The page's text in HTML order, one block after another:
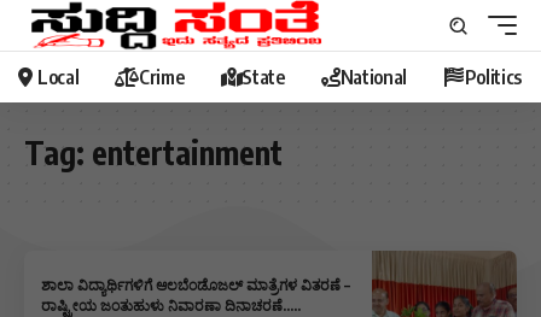
Local Crime State National Politics
Tag: entertainment
ಶಾಲಾ ವಿದ್ಯಾರ್ಥಿಗಳಿಗೆ ಆಲಬೆಂಡೊಜಲ್ ಮಾತ್ರೆಗಳ ವಿತರಣೆ –
ರಾಷ್ಟ್ರೀಯ ಜಂತುಹುಳು ನಿವಾರಣಾ ದಿನಾಚರಣೆ…..